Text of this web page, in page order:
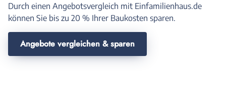
Durch einen Angebotsvergleich mit Einfamilienhaus.de
können Sie bis zu 20 % Ihrer Baukosten sparen.
Angebote vergleichen & sparen